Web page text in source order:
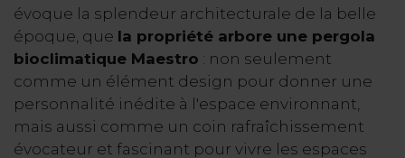
évoque la splendeur architecturale de la belle
époque, que la propriété arbore une pergola
bioclimatique Maestro : non seulement
comme un élément design pour donner une
personnalité inédite à l'espace environnant,
mais aussi comme un coin rafraîchissement
évocateur et fascinant pour vivre les espaces